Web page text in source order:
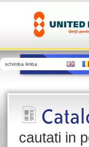
schimba limba
cautati in